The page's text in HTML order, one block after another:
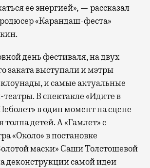
ее энергией», — рассказал
«Карандаш-феста»
день фестиваля, на двух
заката выступали и мэтры
и самые актуальные
В спектакле «Идите в
в один момент на сцене
толпа детей. А «Гамлет» с
«Около» в постановке
маски» Саши Толстошевой
деконструкции самой идеи